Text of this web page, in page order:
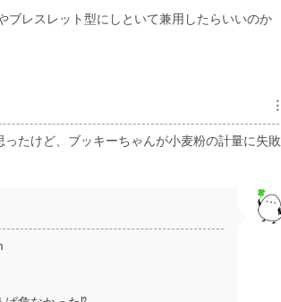
ブレスレット型にしといて兼用したらいいのか
︙
たけど、ブッキーちゃんが小麦粉の計量に失敗